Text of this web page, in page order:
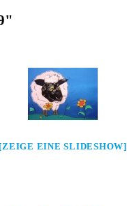
[ZEIGE EINE SLIDESHOW]